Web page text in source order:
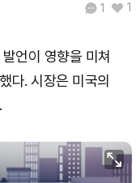
1 1
언이 영향을 미쳐
다. 시장은 미국의